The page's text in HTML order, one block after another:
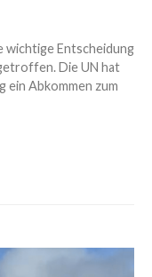
wichtige Entscheidung
Die UN hat
ein Abkommen zum